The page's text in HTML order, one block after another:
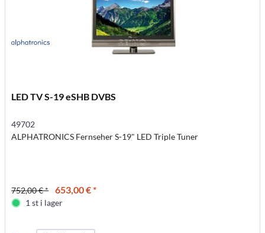
LED TV S-19 eSHB DVBS
49702
ALPHATRONICS Fernseher S-19" LED Triple Tuner
752,00 € * 653,00 € *
1 st i lager